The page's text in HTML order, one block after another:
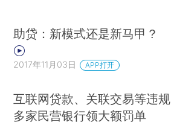
助贷：新模式还是新马甲？
2017年11月03日 APP打开
互联网贷款、关联交易等违规
多家民营银行领大额罚单